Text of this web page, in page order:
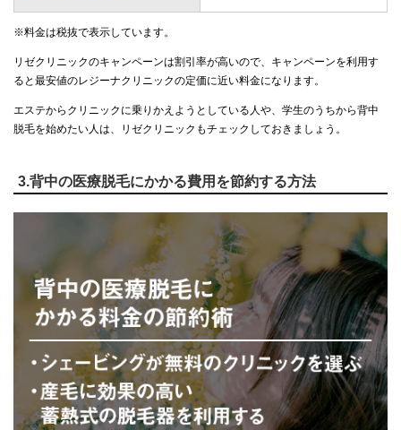
※料金は税抜で表示しています。
リゼクリニックのキャンペーンは割引率が高いので、キャンペーンを利用す
ると最安値のレジーナクリニックの定価に近い料金になります。
エステからクリニックに乗りかえようとしている人や、学生のうちから背中
脱毛を始めたい人は、リゼクリニックもチェックしておきましょう。
3.背中の医療脱毛にかかる費用を節約する方法